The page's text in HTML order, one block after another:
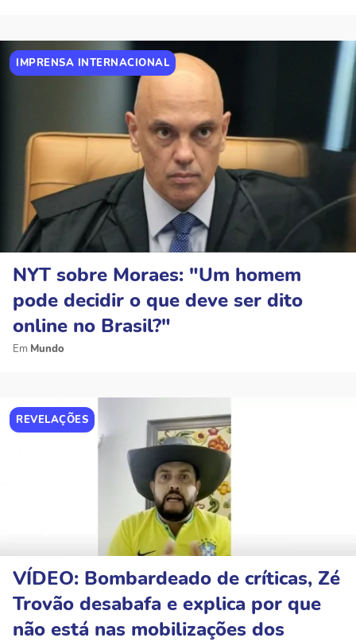
IMPRENSA INTERNACIONAL
NYT sobre Moraes: "Um homem
pode decidir o que deve ser dito
online no Brasil?"
Mundo
REVELAÇÕES
VÍDEO: Bombardeado de críticas, Zé
Trovão desabafa e explica por que
não está nas mobilizações dos